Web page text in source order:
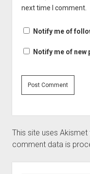
next time I comment.
Notify me of
Notify me of new
This site uses
comment data is